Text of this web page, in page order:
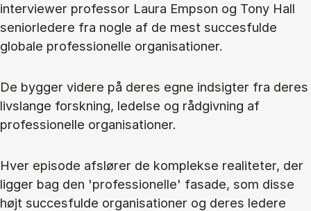
interviewer professor Laura Empson og Tony Hall
seniorledere fra nogle af de mest succesfulde
globale professionelle organisationer.
De bygger videre på deres egne indsigter fra deres
livslange forskning, ledelse og rådgivning af
professionelle organisationer.
Hver episode afslører de komplekse realiteter, der
ligger bag den 'professionelle' fasade, som disse
højt succesfulde organisationer og deres ledere